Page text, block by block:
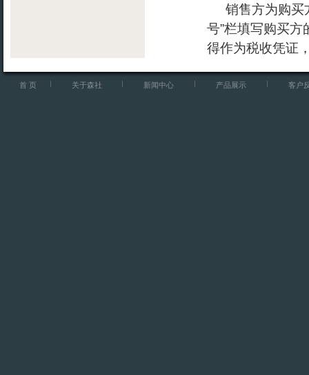
销售方为购买
号”栏填写购买方
得作为税收凭证
首 页 关于森社 新闻中心 产品展示 客户